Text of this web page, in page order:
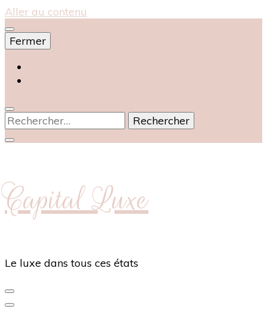
Aller au contenu
Fermer
Rechercher :
Capital Luxe
Le luxe dans tous ces états